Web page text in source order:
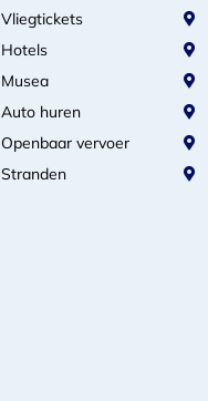
Vliegtickets
Hotels
Musea
Auto huren
Openbaar vervoer
Stranden